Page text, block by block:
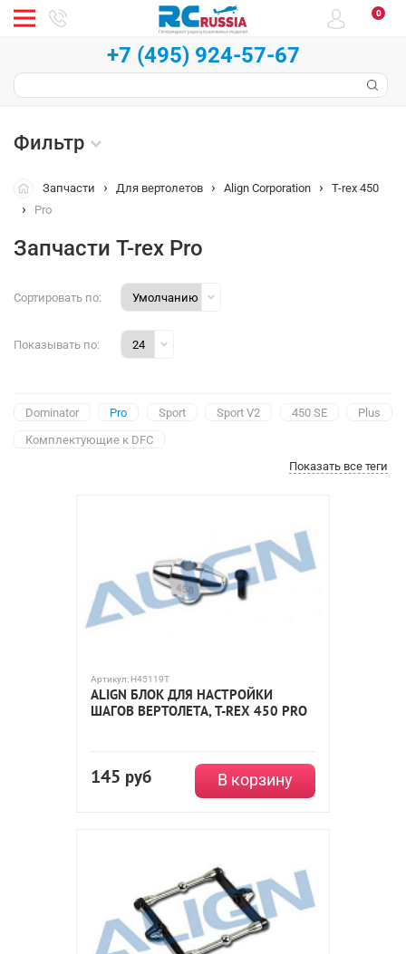
0
+7 (495) 924-57-67
Фильтр
Запчасти Для вертолетов Align Corporation
T-rex 450
Pro
Запчасти T-rex Pro
Сортировать по:
Показывать по:
Dominator Pro Sport Sport V2 450 SE
Plus
Комплектующие к DFC
Показать все теги
Артикул: H45119T
ALIGN БЛОК ДЛЯ НАСТРОЙКИ
ШАГОВ ВЕРТОЛЕТА, T-REX 450 PRO
145 руб В корзину